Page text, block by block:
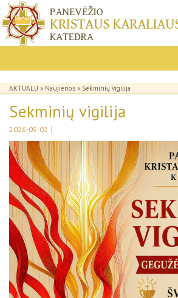
AKTUALU » Naujienos » Sekminių vigilija
Sekminių vigilija
2026-05-02 |